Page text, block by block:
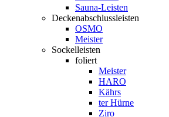
Sauna-Leisten
Deckenabschlussleisten
OSMO
Meister
Sockelleisten
foliert
Meister
HARO
Kährs
ter Hürne
Ziro